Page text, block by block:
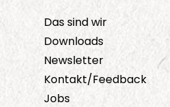
Das sind wir
Downloads
Newsletter
Kontakt/Feedback
Jobs